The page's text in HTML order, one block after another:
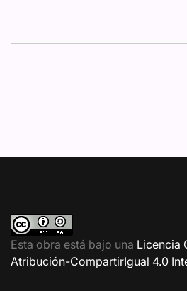
Esta obra está bajo una Licencia
Atribución-CompartirIgual 4.0